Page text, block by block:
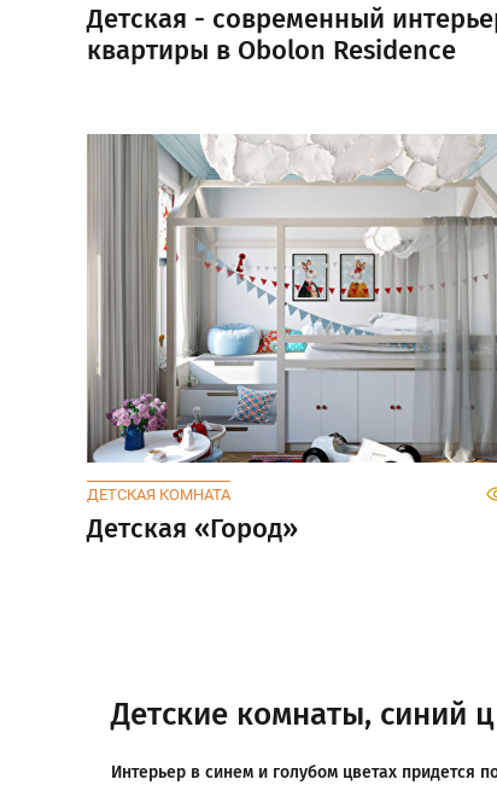
Детская - современный
квартиры в Obolon Residence
ДЕТСКАЯ КОМНАТА
Детская «Город»
Детские комнаты, синий
Интерьер в синем и голубом цветах придется